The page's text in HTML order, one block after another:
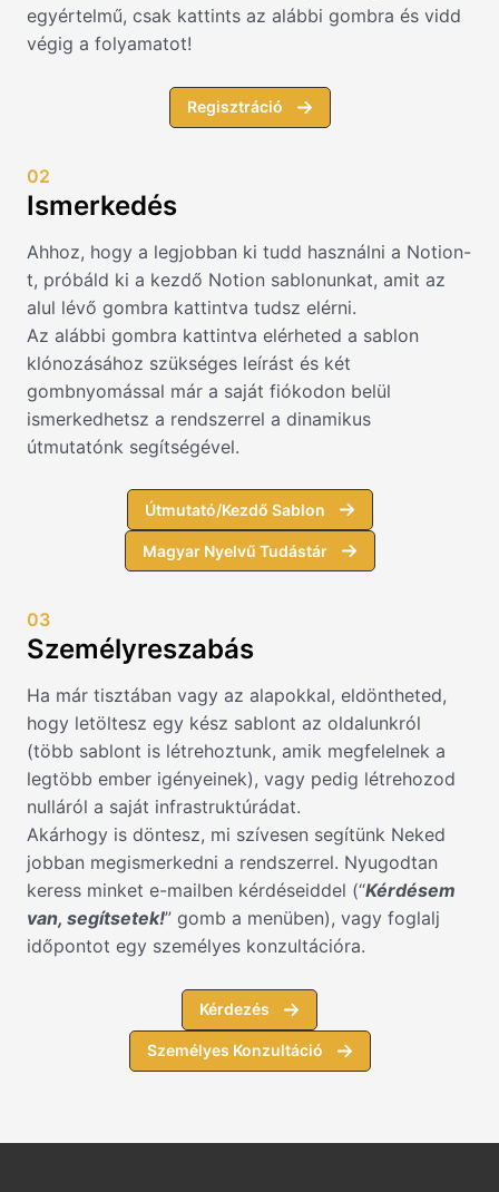
egyértelmű, csak kattints az alábbi gombra és vidd
végig a folyamatot!
Regisztráció
02
Ismerkedés
Ahhoz, hogy a legjobban ki tudd használni a Notion-
t, próbáld ki a kezdő Notion sablonunkat, amit az
alul lévő gombra kattintva tudsz elérni.
Az alábbi gombra kattintva elérheted a sablon
klónozásához szükséges leírást és két
gombnyomással már a saját fiókodon belül
ismerkedhetsz a rendszerrel a dinamikus
útmutatónk segítségével.
Útmutató/Kezdő Sablon
Magyar Nyelvű Tudástár
03
Személyreszabás
Ha már tisztában vagy az alapokkal, eldöntheted,
hogy letöltesz egy kész sablont az oldalunkról
(több sablont is létrehoztunk, amik megfelelnek a
legtöbb ember igényeinek), vagy pedig létrehozod
nulláról a saját infrastruktúrádat.
Akárhogy is döntesz, mi szívesen segítünk Neked
jobban megismerkedni a rendszerrel. Nyugodtan
keress minket e-mailben kérdéseiddel (“Kérdésem
van, segítsetek!” gomb a menüben), vagy foglalj
időpontot egy személyes konzultációra.
Kérdezés
Személyes Konzultáció